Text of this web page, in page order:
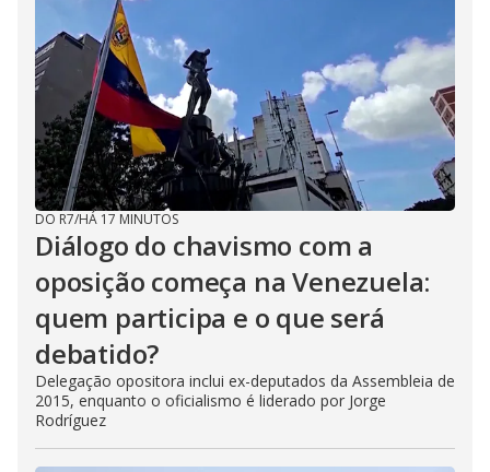
DO R7/HÁ 17 MINUTOS
Diálogo do chavismo com a
oposição começa na Venezuela:
quem participa e o que será
debatido?
Delegação opositora inclui ex-deputados da Assembleia de
2015, enquanto o oficialismo é liderado por Jorge
Rodríguez